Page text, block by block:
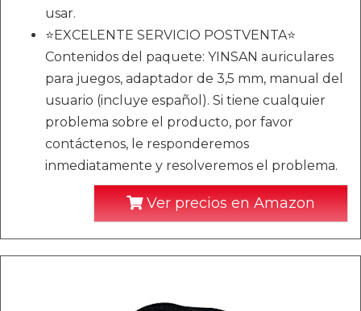
usar.
⭐EXCELENTE SERVICIO POSTVENTA⭐
Contenidos del paquete: YINSAN auriculares
para juegos, adaptador de 3,5 mm, manual del
usuario (incluye español). Si tiene cualquier
problema sobre el producto, por favor
contáctenos, le responderemos
inmediatamente y resolveremos el problema.
Ver precios en Amazon